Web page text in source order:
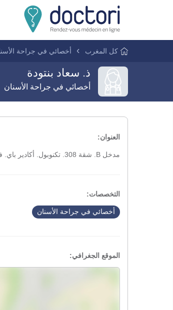
كل المغرب أخصائي في جراحة
ذ. سعاد بنتودة
أخصائي في جراحة الأسنان
العنوان:
مدخل B. شقة 308. تكنوبول. أكادير باي. فونتي, 80000, أگادير
التخصصات:
أخصائي في جراحة الأسنان
الموقع الجغرافي: